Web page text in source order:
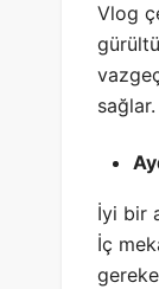
Vlog
İyi bir
İç